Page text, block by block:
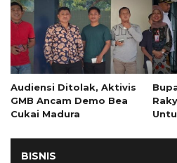
Audiensi Ditolak, Aktivis
GMB Ancam Demo Bea
Cukai Madura
BISNIS